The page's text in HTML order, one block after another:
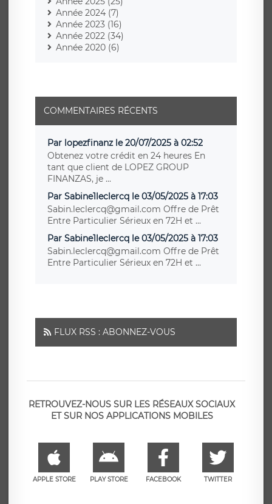
Année 2024 (7)
Année 2023 (16)
Année 2022 (34)
Année 2020 (6)
COMMENTAIRES RÉCENTS
Par lopezfinanz le 20/07/2025 à 02:52
Obtenez votre crédit en 24 heures En
tant que client de LOPEZ GROUP
FINANZAS, je ...
Par Sabine1leclercq le 03/05/2025 à 17:03
Sabin.leclercq@gmail.com Offre de Prêt
Entre Particulier Sérieux en 72H et ...
Par Sabine1leclercq le 03/05/2025 à 17:03
Sabin.leclercq@gmail.com Offre de Prêt
Entre Particulier Sérieux en 72H et ...
FLUX RSS : ABONNEZ-VOUS
RETROUVEZ-NOUS SUR LES RÉSEAUX SOCIAUX
ET SUR NOS APPLICATIONS MOBILES
APPLE STORE PLAY STORE FACEBOOK TWITTER